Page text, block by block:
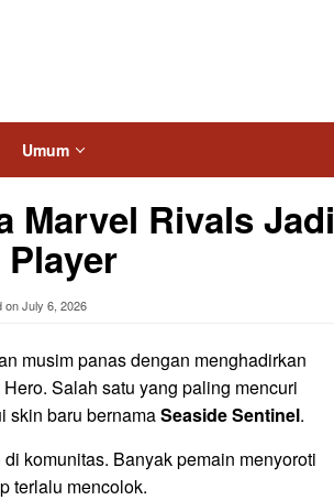
Umum
Marvel Rivals Jadi
onJuly 6, 2026
musim panas dengan menghadirkan
Salah satu yang paling mencuri
skin baru bernamaSeaside Sentinel.
komunitas. Banyak pemain menyoroti
terlalu mencolok.